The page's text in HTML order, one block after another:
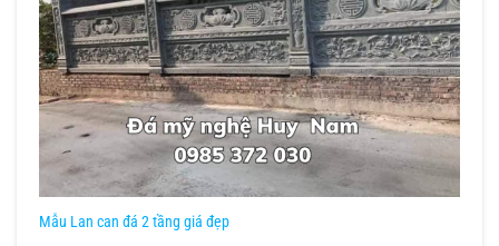
Mẫu Lan can đá 2 tầng giá đẹp